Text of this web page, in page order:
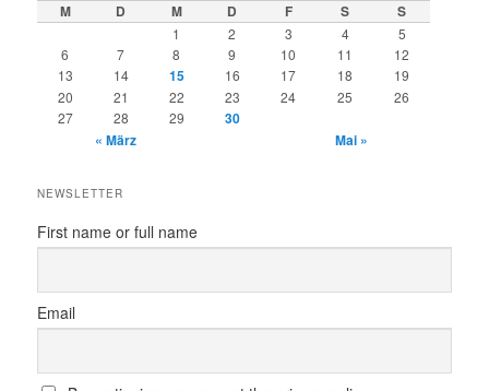
M D M D F S S
1 2 3 4
5
6
7 8 9 10 11
12
13
14 15 16 17 18
19
20
21 22 23 24 25
26
27
28 29
30
« März
Mai »
NEWSLETTER
First name or full name
Email